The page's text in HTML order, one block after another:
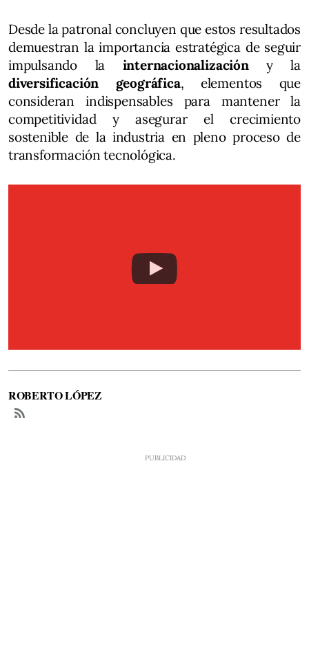
Desde la patronal concluyen que estos resultados
demuestran la importancia estratégica de seguir
impulsando la internacionalizacióny la
diversificación geográfica, elementos que
consideran indispensables para mantener la
competitividad y asegurar el crecimiento
sostenible de la industria en pleno proceso de
transformación tecnológica.
ROBERTO LÓPEZ